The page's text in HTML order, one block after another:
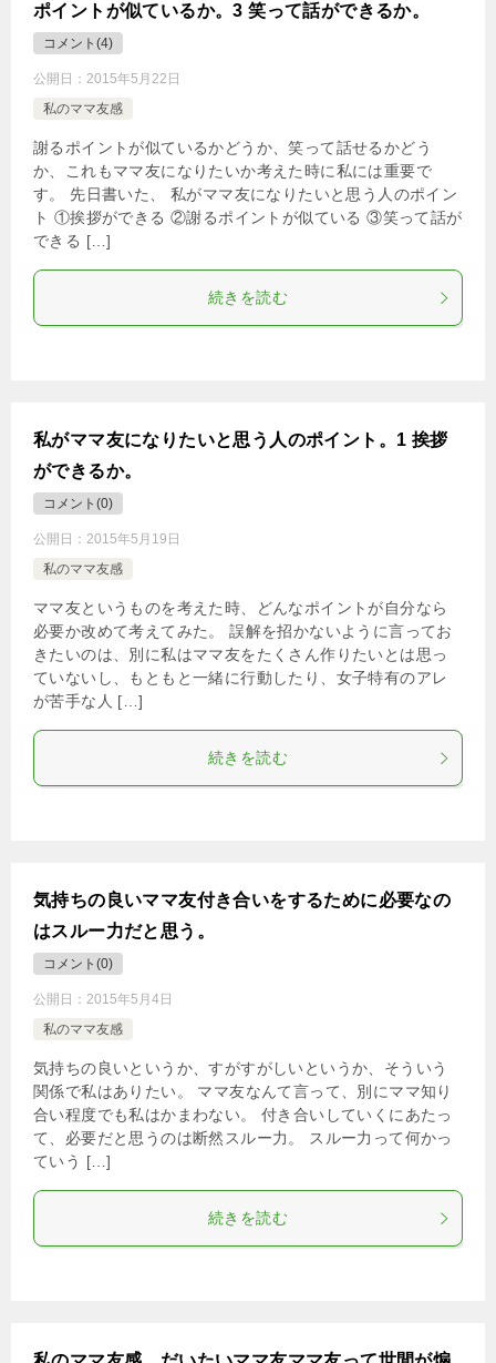
ポイントが似ているか。3 笑って話ができるか。
コメント(4)
公開日： 2015年5月22日
私のママ友感
謝るポイントが似ているかどうか、笑って話せるかどう
か、これもママ友になりたいか考えた時に私には重要で
す。 先日書いた、 私がママ友になりたいと思う人のポイン
ト ①挨拶ができる ②謝るポイントが似ている ③笑って話が
できる […]
続きを読む
私がママ友になりたいと思う人のポイント。1 挨拶
ができるか。
コメント(0)
公開日： 2015年5月19日
私のママ友感
ママ友というものを考えた時、どんなポイントが自分なら
必要か改めて考えてみた。 誤解を招かないように言ってお
きたいのは、別に私はママ友をたくさん作りたいとは思っ
ていないし、もともと一緒に行動したり、女子特有のアレ
が苦手な人 […]
続きを読む
気持ちの良いママ友付き合いをするために必要なの
はスルー力だと思う。
コメント(0)
公開日： 2015年5月4日
私のママ友感
気持ちの良いというか、すがすがしいというか、そういう
関係で私はありたい。 ママ友なんて言って、別にママ知り
合い程度でも私はかまわない。 付き合いしていくにあたっ
て、必要だと思うのは断然スルー力。 スルー力って何かっ
ていう […]
続きを読む